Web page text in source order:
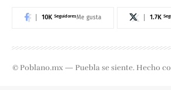
10K SeguidoresMe gusta 1.7K
© Poblano.mx — Puebla se siente. Hecho